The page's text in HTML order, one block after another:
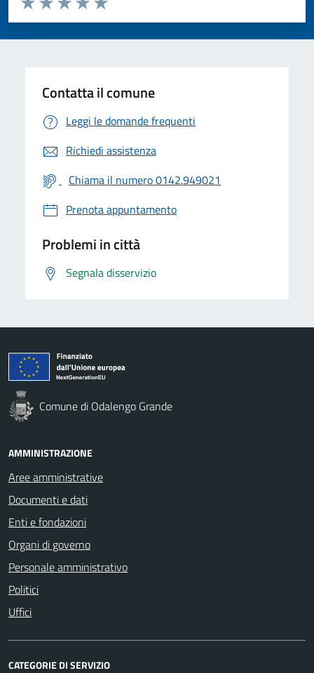
Valuta 5 stelle su 5
Valuta 4 stelle su 5
Valuta 3 stelle su 5
Valuta 2 stelle su 5
Valuta 1 stelle su 5
Contatta il comune
Leggi le domande frequenti
Richiedi assistenza
Chiama il numero 0142.949021
Prenota appuntamento
Problemi in città
Segnala disservizio
Comune di Odalengo Grande
AMMINISTRAZIONE
Aree amministrative
Documenti e dati
Enti e fondazioni
Organi di governo
Personale amministrativo
Politici
Uffici
CATEGORIE DI SERVIZIO